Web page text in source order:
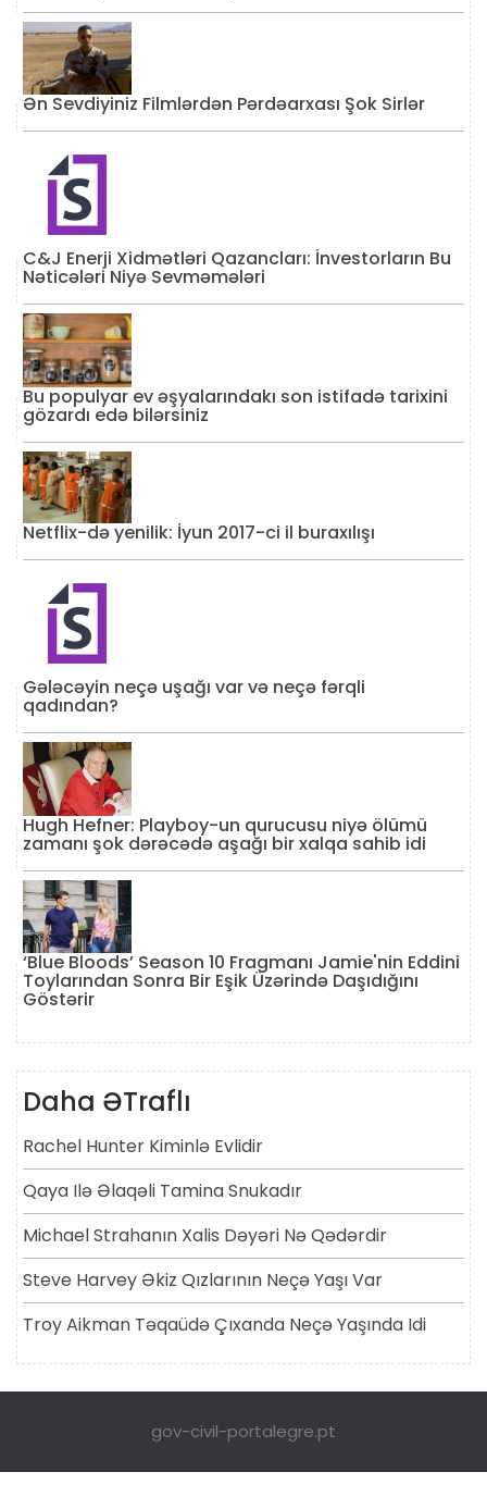
Ən Sevdiyiniz Filmlərdən Pərdəarxası Şok Sirlər
C&J Enerji Xidmətləri Qazancları: İnvestorların Bu
Nəticələri Niyə Sevməmələri
Bu populyar ev əşyalarındakı son istifadə tarixini
gözardı edə bilərsiniz
Netflix-də yenilik: İyun 2017-ci il buraxılışı
Gələcəyin neçə uşağı var və neçə fərqli
qadından?
Hugh Hefner: Playboy-un qurucusu niyə ölümü
zamanı şok dərəcədə aşağı bir xalqa sahib idi
‘Blue Bloods’ Season 10 Fragmanı Jamie'nin Eddini
Toylarından Sonra Bir Eşik Üzərində Daşıdığını
Göstərir
Daha ƏTraflı
Rachel Hunter Kiminlə Evlidir
Qaya Ilə Əlaqəli Tamina Snukadır
Michael Strahanın Xalis Dəyəri Nə Qədərdir
Steve Harvey Əkiz Qızlarının Neçə Yaşı Var
Troy Aikman Təqaüdə Çıxanda Neçə Yaşında Idi
gov-civil-portalegre.pt